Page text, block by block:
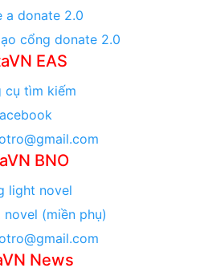
a donate 2.0
cổng donate 2.0
EAS
cụ tìm kiếm
BNO
light novel
(miền phụ)
News